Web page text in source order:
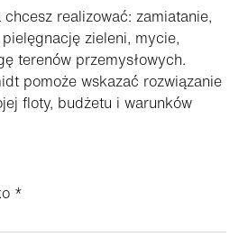
realizować: zamiatanie,
zieleni, mycie,
terenów przemysłowych.
pomoże wskazać rozwiązanie
floty, budżetu i warunków
*